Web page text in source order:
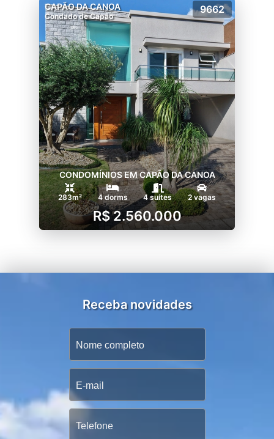
CAPÃO DA CANOA
Condado de Capão
9662
CONDOMÍNIOS EM CAPÃO DA CANOA
283m² 4 dorms 4 suítes 2 vagas
R$ 2.560.000
Receba novidades